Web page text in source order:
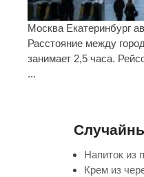
Москва Екатеринбург
Расстояние между
занимает 2,5 часа.
...
Напиток из
Крем из